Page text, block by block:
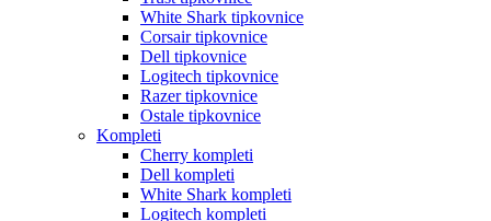
White Shark tipkovnice
Corsair tipkovnice
Dell tipkovnice
Logitech tipkovnice
Razer tipkovnice
Ostale tipkovnice
Kompleti
Cherry kompleti
Dell kompleti
White Shark kompleti
Logitech kompleti